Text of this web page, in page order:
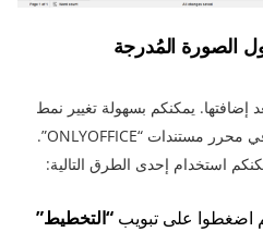
الصورة المُدرجة
يمكنكم بسهولة تغيير نمط
لف النص حول الكائنات المُدرجة في محرر مستندات “ONLYOFFICE”.
استخدام إحدى الطرق التالية:
اضغطوا على تبويب “التخطيط”